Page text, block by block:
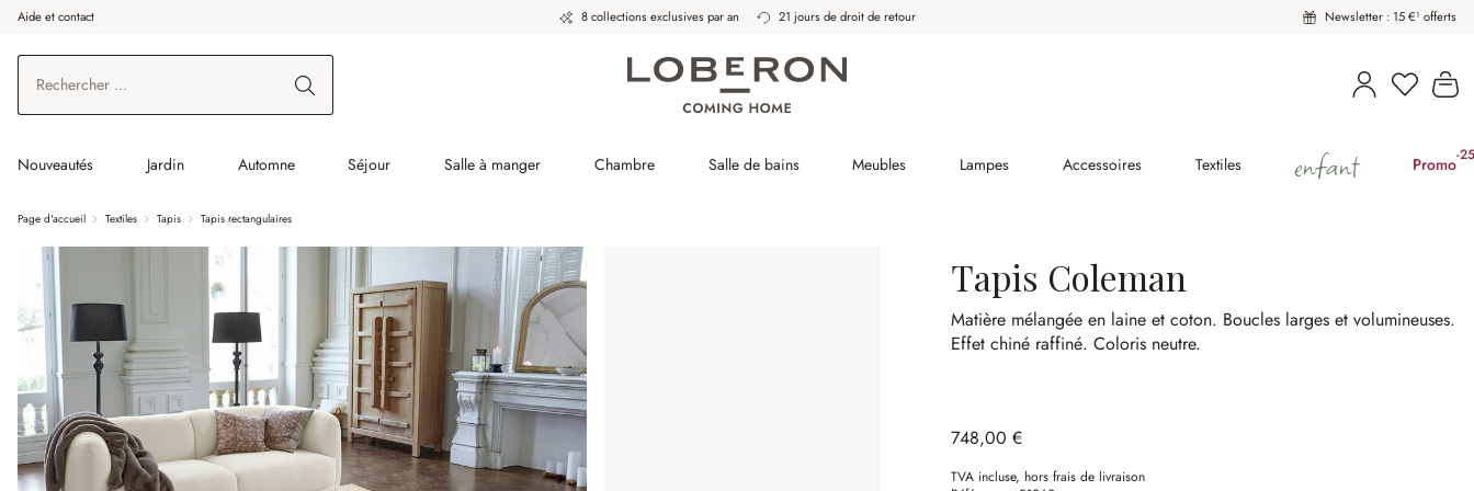
au contenu principal
Aller à la recherche
Aller à la navigation principale
Aide et contact 8 collections exclusives par an 21 jours de droit de retour Newsletter : 15 €¹ offerts
Nouveautés Jardin Automne Séjour Salle à manger Chambre Salle de bains Meubles Lampes Accessoires Textiles enfant Promo-
Page d'accueil Textiles Tapis Tapis rectangulaires
Tapis Coleman
Matière mélangée en laine et coton. Boucles larges et volumineuses.
Effet chiné raffiné.Coloris neutre.
748,00 €
TVA incluse, hors frais de livraison